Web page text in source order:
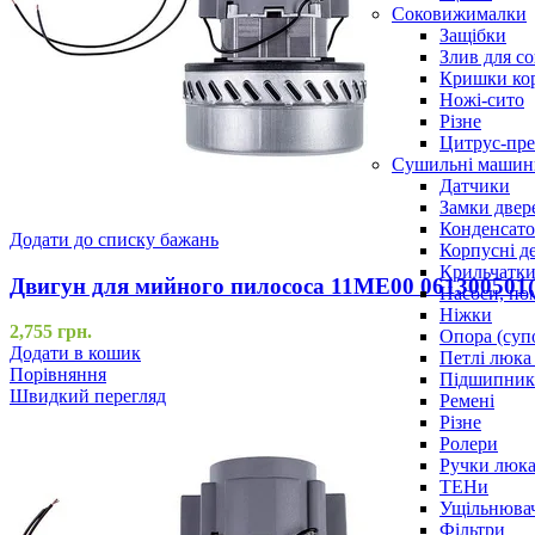
Соковижималки
Защібки
Злив для
Кришки
Ножі-сито
Різне
Цитрус-
Сушильні
Датчики
Замки
Корпусні
Крильчатки
Насоси,
Ніжки
Опора
Петлі люка
Ремені
Різне
Ролери
Ручки
ТЕНи
Фільтри
Додати до списку бажань
Двигун для мийного пилососа 11ME00
2,755 грн.
Додати в кошик
Порівняння
Швидкий перегляд